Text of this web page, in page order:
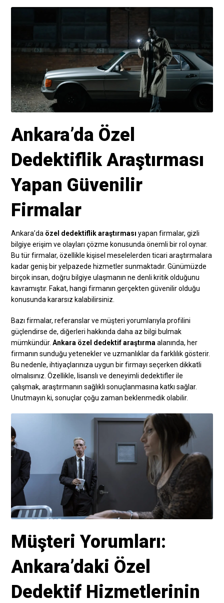
Ankara’da Özel
Dedektiflik Araştırması
Yapan Güvenilir
Firmalar
Ankara’da özel dedektiflik araştırması yapan firmalar, gizli
bilgiye erişim ve olayları çözme konusunda önemli bir rol oynar.
Bu tür firmalar, özellikle kişisel meselelerden ticari araştırmalara
kadar geniş bir yelpazede hizmetler sunmaktadır. Günümüzde
birçok insan, doğru bilgiye ulaşmanın ne denli kritik olduğunu
kavramıştır. Fakat, hangi firmanın gerçekten güvenilir olduğu
konusunda kararsız kalabilirsiniz.
Bazı firmalar, referanslar ve müşteri yorumlarıyla profilini
güçlendirse de, diğerleri hakkında daha az bilgi bulmak
mümkündür.Ankara özel dedektif araştırmaalanında, her
firmanın sunduğu yetenekler ve uzmanlıklar da farklılık gösterir.
Bu nedenle, ihtiyaçlarınıza uygun bir firmayı seçerken dikkatli
olmalısınız. Özellikle, lisanslı ve deneyimli dedektifler ile
çalışmak, araştırmanın sağlıklı sonuçlanmasına katkı sağlar.
Unutmayın ki, sonuçlar çoğu zaman beklenmedik olabilir.
Müşteri Yorumları:
Ankara’daki Özel
Dedektif Hizmetlerinin